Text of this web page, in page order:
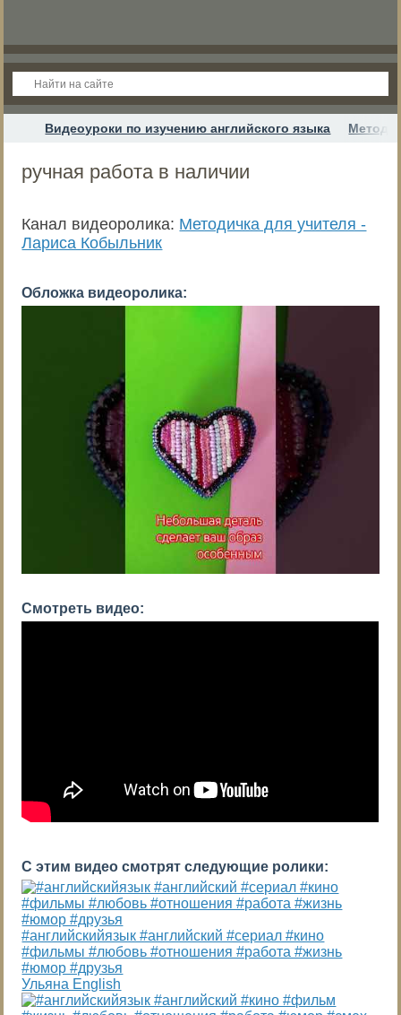
Видеоуроки по изучению английского языка
ручная работа в наличии
Канал видеоролика: Методичка для учителя -
Лариса Кобыльник
Обложка видеоролика:
Смотреть видео:
С этим видео смотрят следующие ролики:
#английскийязык #английский #сериал #кино
#фильмы #любовь #отношения #работа #жизнь
#юмор #друзья
Ульяна English